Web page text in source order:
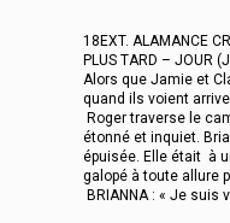
18EXT. ALAMANCE
PLUS TARD – JOUR
Alors que Jamie et
quand ils voient
Roger traverse le
étonné et inquiet.
épuisée. Elle était à
galopé à toute allure
BRIANNA : « Je suis